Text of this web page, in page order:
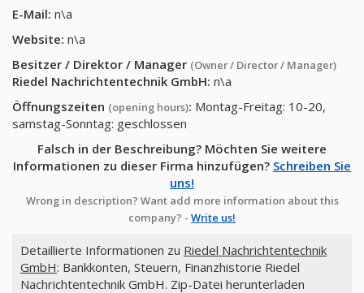
E-Mail: n\a
Website: n\a
Besitzer / Direktor / Manager (Owner / Director / Manager)
Riedel Nachrichtentechnik GmbH: n\a
Öffnungszeiten (opening hours): Montag-Freitag: 10-20,
samstag-Sonntag: geschlossen
Falsch in der Beschreibung? Möchten Sie weitere
Informationen zu dieser Firma hinzufügen? Schreiben Sie
uns!
Wrong in description? Want add more information about this
company? - Write us!
Detaillierte Informationen zu Riedel Nachrichtentechnik
GmbH: Bankkonten, Steuern, Finanzhistorie Riedel
Nachrichtentechnik GmbH. Zip-Datei herunterladen